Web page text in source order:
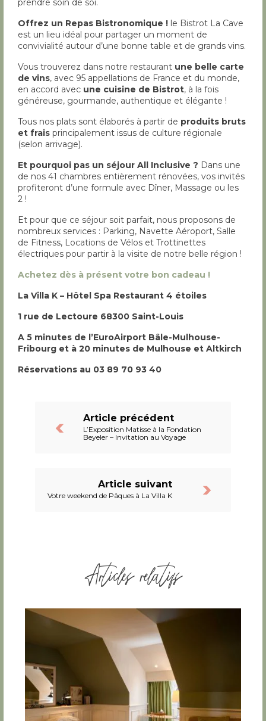
prendre soin de soi.
Offrez un Repas Bistronomique ! le Bistrot La Cave
est un lieu idéal pour partager un moment de
convivialité autour d’une bonne table et de grands vins.
Vous trouverez dans notre restaurant une belle carte
de vins, avec 95 appellations de France et du monde,
en accord avec une cuisine de Bistrot, à la fois
généreuse, gourmande, authentique et élégante !
Tous nos plats sont élaborés à partir de produits bruts
et frais principalement issus de culture régionale
(selon arrivage).
Et pourquoi pas un séjour All Inclusive ? Dans une
de nos 41 chambres entièrement rénovées, vos invités
profiteront d’une formule avec Dîner, Massage ou les
2 !
Et pour que ce séjour soit parfait, nous proposons de
nombreux services : Parking, Navette Aéroport, Salle
de Fitness, Locations de Vélos et Trottinettes
électriques pour partir à la visite de notre belle région !
Achetez dès à présent votre bon cadeau !
La Villa K – Hôtel Spa Restaurant 4 étoiles
1 rue de Lectoure 68300 Saint-Louis
A 5 minutes de l’EuroAirport Bâle-Mulhouse-
Fribourg et à 20 minutes de Mulhouse et Altkirch
Réservations au 03 89 70 93 40
Article précédent
L’Exposition Matisse à la Fondation
Beyeler – Invitation au Voyage
Article suivant
Votre weekend de Pâques à La Villa K
Articles relatifs